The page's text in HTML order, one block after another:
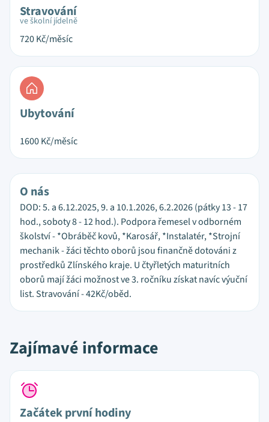
Stravování
ve školní jídelně
720Kč/měsíc
Ubytování
1600Kč/měsíc
O nás
DOD: 5. a 6.12.2025, 9. a 10.1.2026, 6.2.2026 (pátky 13 - 17
hod., soboty 8 - 12 hod.). Podpora řemesel v odborném
školství - *Obráběč kovů, *Karosář, *Instalatér, *Strojní
mechanik - žáci těchto oborů jsou finančně dotováni z
prostředků Zlínského kraje. U čtyřletých maturitních
oborů mají žáci možnost ve 3. ročníku získat navíc výuční
list. Stravování - 42Kč/oběd.
Zajímavé informace
Začátek první hodiny